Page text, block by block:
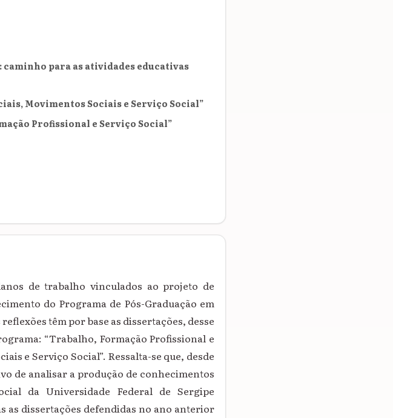
caminho para as atividades educativas
Movimentos Sociais e Serviço Social”
Profissional e Serviço Social”
de trabalho vinculados ao projeto de
do Programa de Pós-Graduação em
têm por base as dissertações, desse
“Trabalho, Formação Profissional e
e Serviço Social”. Ressalta-se que, desde
de analisar a produção de conhecimentos
da Universidade Federal de Sergipe
as dissertações defendidas no ano anterior